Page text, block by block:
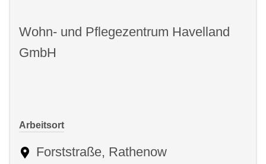
Wohn- und Pflegezentrum Havelland
GmbH
Arbeitsort
Forststraße, Rathenow